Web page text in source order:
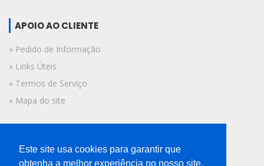
APOIO AO CLIENTE
» Pedido de Informação
» Links Úteis
» Termos de Serviço
» Mapa do site
© 2019 A Voz do Algarve.
Este site usa cookies para garantir que
obtenha a melhor experiência no nosso site.